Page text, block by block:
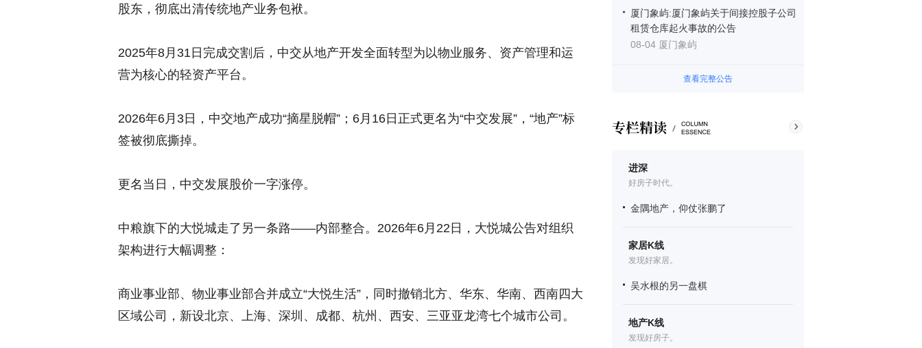
厦门象屿:厦门象屿关于间接控股子公司
租赁仓库起火事故的公告
08-04 厦门象屿
查看完整公告
进深
好房子时代。
金隅地产，仰仗张鹏了
家居K线
发现好家居。
吴水根的另一盘棋
地产K线
发现好房子。
股东，彻底出清传统地产业务包袱。
2025年8月31日完成交割后，中交从地产开发全面转型为以物业服务、资产管理和运
营为核心的轻资产平台。
2026年6月3日，中交地产成功“摘星脱帽”；6月16日正式更名为“中交发展”，“地产”标
签被彻底撕掉。
更名当日，中交发展股价一字涨停。
中粮旗下的大悦城走了另一条路——内部整合。2026年6月22日，大悦城公告对组织
架构进行大幅调整：
商业事业部、物业事业部合并成立“大悦生活”，同时撤销北方、华东、华南、西南四大
区域公司，新设北京、上海、深圳、成都、杭州、西安、三亚亚龙湾七个城市公司。